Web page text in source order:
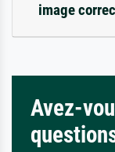
image
Avez-